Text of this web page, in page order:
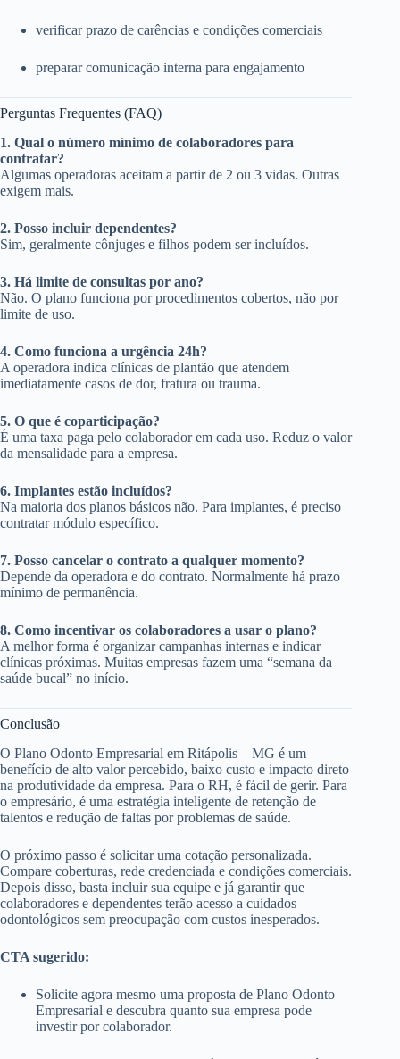
verificar prazo de carências e condições comerciais
preparar comunicação interna para engajamento
Perguntas Frequentes (FAQ)
1. Qual o número mínimo de colaboradores para
contratar?
Algumas operadoras aceitam a partir de 2 ou 3 vidas. Outras
exigem mais.
2. Posso incluir dependentes?
Sim, geralmente cônjuges e filhos podem ser incluídos.
3. Há limite de consultas por ano?
Não. O plano funciona por procedimentos cobertos, não por
limite de uso.
4. Como funciona a urgência 24h?
A operadora indica clínicas de plantão que atendem
imediatamente casos de dor, fratura ou trauma.
5. O que é coparticipação?
É uma taxa paga pelo colaborador em cada uso. Reduz o valor
da mensalidade para a empresa.
6. Implantes estão incluídos?
Na maioria dos planos básicos não. Para implantes, é preciso
contratar módulo específico.
7. Posso cancelar o contrato a qualquer momento?
Depende da operadora e do contrato. Normalmente há prazo
mínimo de permanência.
8. Como incentivar os colaboradores a usar o plano?
A melhor forma é organizar campanhas internas e indicar
clínicas próximas. Muitas empresas fazem uma “semana da
saúde bucal” no início.
Conclusão
O Plano Odonto Empresarial em Ritápolis – MG é um
benefício de alto valor percebido, baixo custo e impacto direto
na produtividade da empresa. Para o RH, é fácil de gerir. Para
o empresário, é uma estratégia inteligente de retenção de
talentos e redução de faltas por problemas de saúde.
O próximo passo é solicitar uma cotação personalizada.
Compare coberturas, rede credenciada e condições comerciais.
Depois disso, basta incluir sua equipe e já garantir que
colaboradores e dependentes terão acesso a cuidados
odontológicos sem preocupação com custos inesperados.
CTA sugerido:
Solicite agora mesmo uma proposta de Plano Odonto
Empresarial e descubra quanto sua empresa pode
investir por colaborador.